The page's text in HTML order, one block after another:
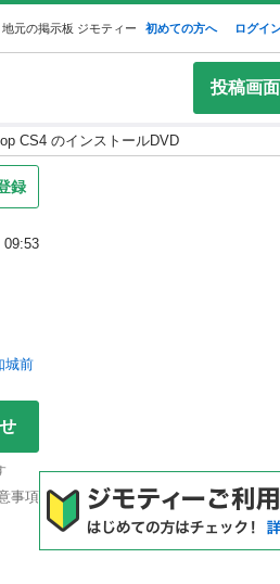
地元の掲示板 ジモティー 初めての方へ ログイ
投稿画
CS4 のインストールDVD
録
09:53
城前
事項